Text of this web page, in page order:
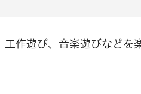
作遊び、音楽遊びなどを